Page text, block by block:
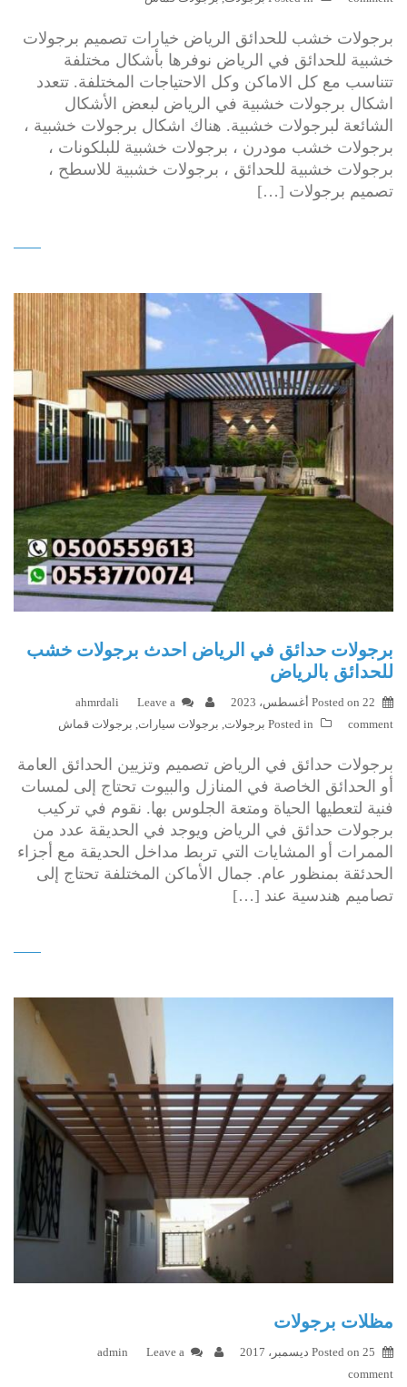
برجولات خشب للحدائق الرياض خيارات تصميم برجولات
خشبية للحدائق في الرياض نوفرها بأشكال مختلفة
تتناسب مع كل الاماكن وكل الاحتياجات المختلفة. تتعدد
اشكال برجولات خشبية في الرياض لبعض الأشكال
الشائعة لبرجولات خشبية. هناك اشكال برجولات خشبية ،
برجولات خشب مودرن ، برجولات خشبية للبلكونات ،
برجولات خشبية للحدائق ، برجولات خشبية للاسطح ،
تصميم برجولات […]
برجولات حدائق في الرياض احدث برجولات خشب
للحدائق بالرياض
Posted on 22 أغسطس، 2023 ahmrdali
Leave a
comment
Posted in برجولات, برجولات سيارات, برجولات قماش
برجولات حدائق في الرياض تصميم وتزيين الحدائق العامة
أو الحدائق الخاصة في المنازل والبيوت تحتاج إلى لمسات
فنية لتعطيها الحياة ومتعة الجلوس بها. نقوم في تركيب
برجولات حدائق في الرياض ويوجد في الحديقة عدد من
الممرات أو المشايات التي تربط مداخل الحديقة مع أجزاء
الحدئقة بمنظور عام. جمال الأماكن المختلفة تحتاج إلى
تصاميم هندسية عند […]
مظلات برجولات
Posted on 25 ديسمبر، 2017 admin
Leave a
comment